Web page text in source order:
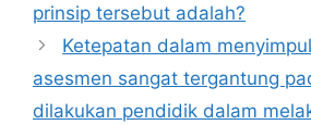
prinsip tersebut adalah?
Ketepatan dalam
asesmen sangat tergantung
dilakukan pendidik dalam